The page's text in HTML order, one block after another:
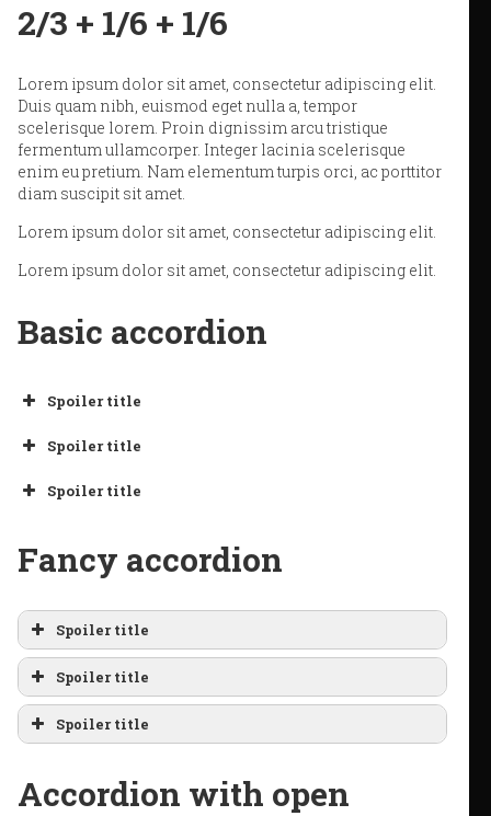
2/3 + 1/6 + 1/6
Lorem ipsum dolor sit amet, consectetur adipiscing elit.
Duis quam nibh, euismod eget nulla a, tempor
scelerisque lorem. Proin dignissim arcu tristique
fermentum ullamcorper. Integer lacinia scelerisque
enim eu pretium. Nam elementum turpis orci, ac porttitor
diam suscipit sit amet.
Lorem ipsum dolor sit amet, consectetur adipiscing elit.
Lorem ipsum dolor sit amet, consectetur adipiscing elit.
Basic accordion
Spoiler title
Spoiler title
Spoiler title
Fancy accordion
Spoiler title
Spoiler title
Spoiler title
Accordion with open